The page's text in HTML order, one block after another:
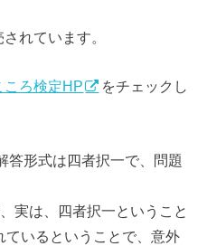
れています。
ころ検定HP
をチェックし
答形式は四者択一で、問題
実は、四者択一ということ
いるということで、意外